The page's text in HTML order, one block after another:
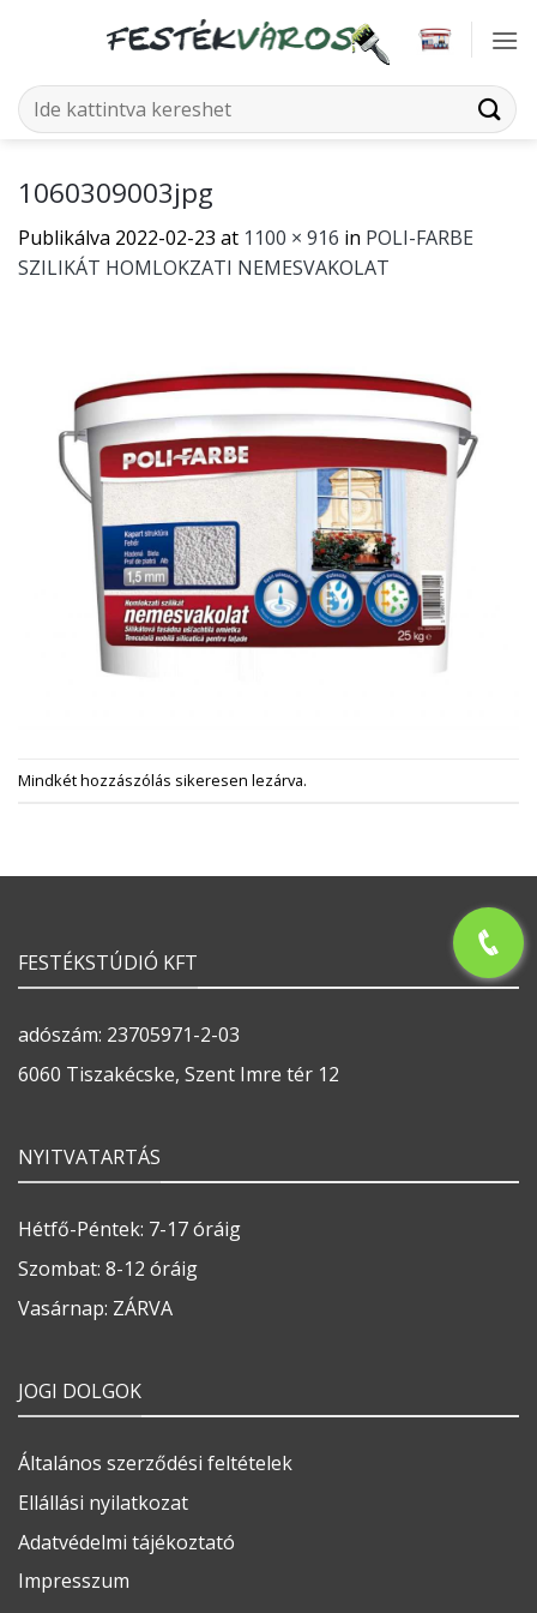
Keresés
a
1060309003jpg
Publikálva 2022-02-23 at 1100 × 916 in POLI-FARBE
SZILIKÁT HOMLOKZATI NEMESVAKOLAT
Mindkét hozzászólás sikeresen lezárva.
FESTÉKSTÚDIÓ KFT
adószám: 23705971-2-03
6060 Tiszakécske, Szent Imre tér 12
NYITVATARTÁS
Hétfő-Péntek: 7-17 óráig
Szombat: 8-12 óráig
Vasárnap: ZÁRVA
JOGI DOLGOK
Általános szerződési feltételek
Ellállási nyilatkozat
Adatvédelmi tájékoztató
Impresszum